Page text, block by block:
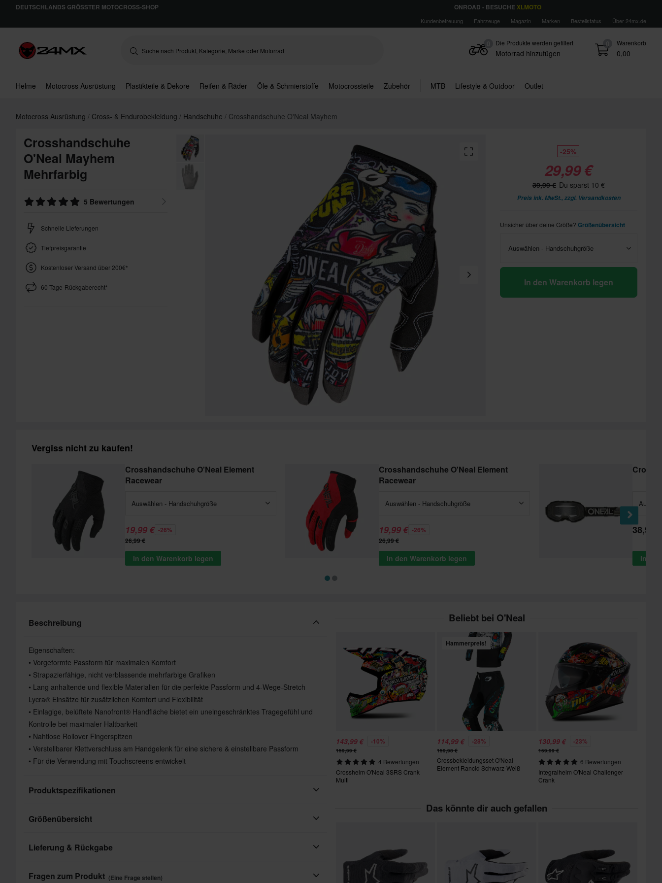
DEUTSCHLANDS GRÖSSTER MOTOCROSS-SHOP ONROAD - BESUCHE XLMOTO
Kundenbetreuung Fahrzeuge Magazin Marken Bestellstatus Über 24mx.de
0 Warenkorb
0,00
Die Produkte werden gefiltert
Motorrad hinzufügen
Helme Motocross Ausrüstung Plastikteile & Dekore Reifen & Räder Öle & Schmierstoffe Motocrossteile Zubehör MTB Lifestyle & Outdoor Outlet
Motocross Ausrüstung Cross- & Endurobekleidung Handschuhe Crosshandschuhe O'Neal Mayhem
Crosshandschuhe
O'Neal Mayhem
Mehrfarbig
5 Bewertungen
Schnelle Lieferungen
Tiefpreisgarantie
Kostenloser Versand über 200€*
60-Tage-Rückgaberecht*
-25%
29,99 €
39,99 € Du sparst 10 €
Preis ink. MwSt., zzgl. Versandkosten
Unsicher über deine Größe? Größenübersicht
Auswählen - Handschuhgröße
In den Warenkorb legen
Vergiss nicht zu kaufen!
Crosshandschuhe O'Neal Element
Racewear
Auswählen - Handschuhgröße
19,99 € -26%
26,99 €
In den Warenkorb legen
Crosshandschuhe O'Neal Element
Racewear
Auswählen - Handschuhgröße
19,99 € -26%
26,99 €
In den Warenkorb legen
38,99 €
In
Beschreibung
Eigenschaften:
• Vorgeformte Passform für maximalen Komfort
• Strapazierfähige, nicht verblassende mehrfarbige Grafiken
• Lang anhaltende und flexible Materialien für die perfekte Passform und 4-Wege-Stretch
Lycra® Einsätze für zusätzlichen Komfort und Flexibilität
• Einlagige, belüftete Nanofront® Handfläche bietet ein uneingeschränktes Tragegefühl und
Kontrolle bei maximaler Haltbarkeit
• Nahtlose Rollover Fingerspitzen
• Verstellbarer Klettverschluss am Handgelenk für eine sichere & einstellbare Passform
• Für die Verwendung mit Touchscreens entwickelt
Produktspezifikationen
Eigenschaften des
Marke O'Neal
Größenübersicht
Lieferung & Rückgabe
Schnelle Lieferungen
Fragen zum Produkt (Eine Frage stellen)
Beliebt bei O'Neal
143,99 € -10%
159,99 €
4 Bewertungen
Crosshelm O'Neal 3SRS Crank
Multi
Hammerpreis!
114,99 € -28%
159,98 €
Crossbekleidungsset O'Neal
Element Rancid Schwarz-Weiß
130,99 € -23%
169,99 €
6 Bewertungen
Integralhelm O'Neal Challenger
Crank
Das könnte dir auch gefallen